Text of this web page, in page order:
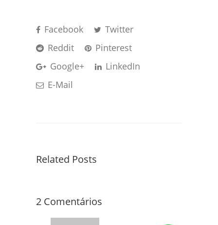
Facebook
Twitter
Reddit
Pinterest
Google+
LinkedIn
E-Mail
Related Posts
2 Comentários